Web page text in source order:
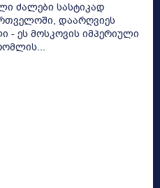
ძალები სასტიკად
დაარღვიეს
- ეს მოსკოვის იმპერიული